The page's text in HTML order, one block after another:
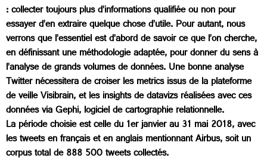
: collecter toujours plus d’informations qualifiée ou non pour
essayer d’en extraire quelque chose d’utile. Pour autant, nous
verrons que l’essentiel est d’abord de savoir ce que l’on cherche,
en définissant une méthodologie adaptée, pour donner du sens à
l’analyse de grands volumes de données. Une bonne analyse
Twitter nécessitera de croiser les metrics issus de la plateforme
de veille Visibrain, et les insights de datavizs réalisées avec ces
données via Gephi, logiciel de cartographie relationnelle.
La période choisie est celle du 1er janvier au 31 mai 2018, avec
les tweets en français et en anglais mentionnant Airbus, soit un
corpus total de 888 500 tweets collectés.